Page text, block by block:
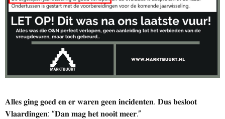
𝐀𝐥𝐥𝐞𝐬 𝐠𝐢𝐧𝐠 𝐠𝐨𝐞𝐝 𝐞𝐧 𝐞𝐫 𝐰𝐚𝐫𝐞𝐧 𝐠𝐞𝐞𝐧 𝐢𝐧𝐜𝐢𝐝𝐞𝐧𝐭𝐞𝐧. 𝐃𝐮𝐬 𝐛𝐞𝐬𝐥𝐨𝐨𝐭
𝐕𝐥𝐚𝐚𝐫𝐝𝐢𝐧𝐠𝐞𝐧: “𝐃𝐚𝐧 𝐦𝐚𝐠 𝐡𝐞𝐭 𝐧𝐨𝐨𝐢𝐭 𝐦𝐞𝐞𝐫.”